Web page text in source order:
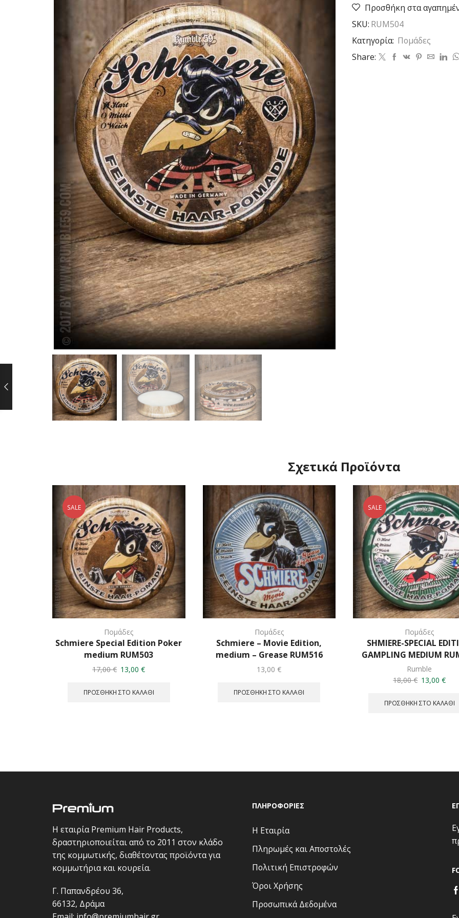
Edition
Poker
strong
RUM504
ποσότητα
Προσθήκη στα
SKU: RUM504
Κατηγορία: Πομάδες
Share:
Σχετικά Προϊόντα
SALE
Πομάδες
Schmiere Special Edition Poker
medium RUM503
17,00€ Original
was:
13,00€Η
τιμή
ΠΡΟΣΘΉΚΗ ΣΤΟ ΚΑΛΆΘΙ
Πομάδες
Schmiere – Movie Edition,
medium – Grease RUM516
13,00€
ΠΡΟΣΘΉΚΗ ΣΤΟ ΚΑΛΆΘΙ
SALE
Πομάδες
SHMIERE-SPECIAL
GAMPLING MEDIUM
Rumble
18,00€ Original
was:
13,00€Η
τιμή
ΠΡΟΣΘΉΚΗ ΣΤΟ ΚΑΛΆΘΙ
Η εταιρία Premium Hair Products,
δραστηριοποιείται από το 2011 στον κλάδο
της κομμωτικής, διαθέτοντας προϊόντα για
κομμωτήρια και κουρεία.
Γ. Παπανδρέου 36,
66132, Δράμα
ΠΛΗΡΟΦΟΡΊΕΣ
Η Εταιρία
Πληρωμές και Αποστολές
Πολιτική Επιστροφών
Όροι Χρήσης
Προσωπικά Δεδομένα